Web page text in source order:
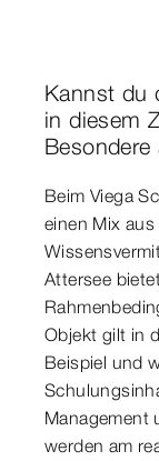
Kannst du
in diesem
Beim Viega
einen Mix
Attersee
Objekt gilt in
Beispiel und
Management
werden am